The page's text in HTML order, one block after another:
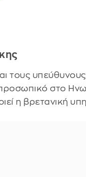
τους
προσωπικό στο
η βρετανική